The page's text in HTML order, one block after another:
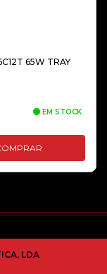
65W TRAY
EM STOCK
LDA